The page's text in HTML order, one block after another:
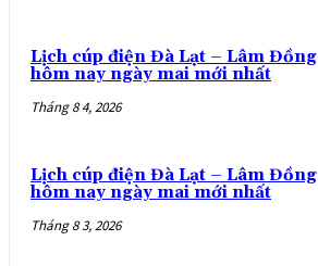
Lịch cúp điện Đà Lạt – Lâm Đồng
hôm nay ngày mai mới nhất
Tháng 8 4, 2026
Lịch cúp điện Đà Lạt – Lâm Đồng
hôm nay ngày mai mới nhất
Tháng 8 3, 2026